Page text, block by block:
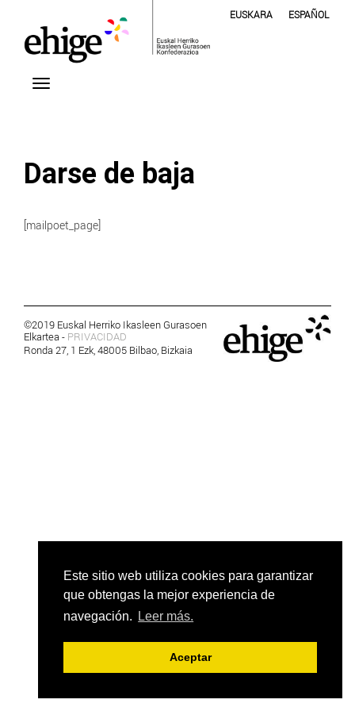
Este sitio web utiliza cookies para garantizar
que obtengas la mejor experiencia de
navegación.
Leer más.
Aceptar
EUSKARA ESPAÑOL
Darse de baja
[mailpoet_page]
©2019 Euskal Herriko Ikasleen Gurasoen
Elkartea - PRIVACIDAD
Ronda 27, 1 Ezk, 48005 Bilbao, Bizkaia